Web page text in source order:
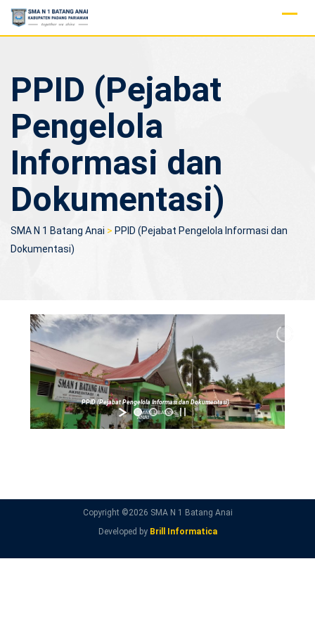
Skip
PPID (Pejabat
Pengelola
Informasi dan
Dokumentasi)
SMA N 1 Batang Anai > PPID (Pejabat Pengelola Informasi dan
Dokumentasi)
PPID (Pejabat Pengelola Informasi dan Dokumentasi)
SMAN 1 BATANG
ANAI
Copyright ©2026 SMA N 1 Batang Anai
Developed by Brill Informatica